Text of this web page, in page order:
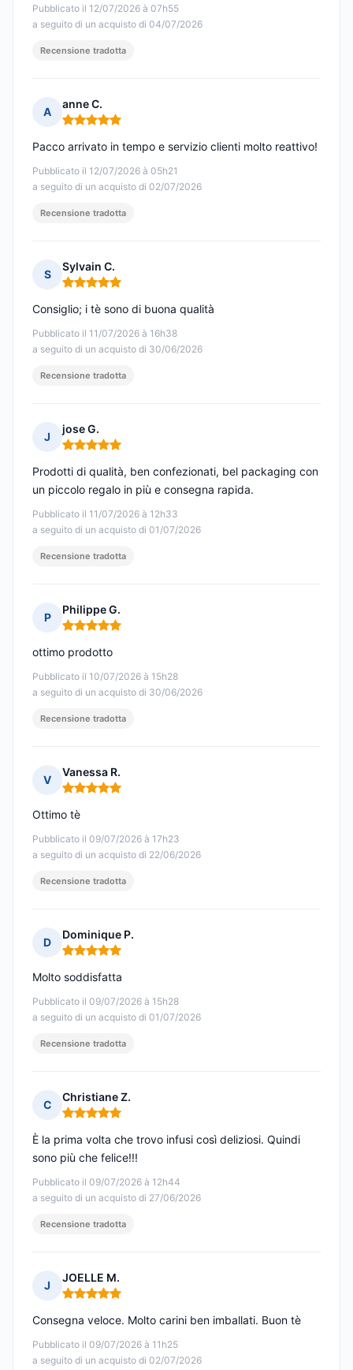
Pubblicato il 12/07/2026 à 07h55
a seguito di un acquisto di 04/07/2026
Recensione tradotta
A
anne C.
Nota: 5 su 5
Pubblicato il 12/07/2026 à 05h21
a seguito di un acquisto di 02/07/2026
Pacco arrivato in tempo e servizio clienti molto reattivo!
Recensione tradotta
S
Sylvain C.
Nota: 5 su 5
Pubblicato il 11/07/2026 à 16h38
a seguito di un acquisto di 30/06/2026
Consiglio; i tè sono di buona qualità
Recensione tradotta
J
jose G.
Nota: 5 su 5
Pubblicato il 11/07/2026 à 12h33
a seguito di un acquisto di 01/07/2026
Prodotti di qualità, ben confezionati, bel packaging con
un piccolo regalo in più e consegna rapida.
Recensione tradotta
P
Philippe G.
Nota: 5 su 5
Pubblicato il 10/07/2026 à 15h28
a seguito di un acquisto di 30/06/2026
ottimo prodotto
Recensione tradotta
V
Vanessa R.
Nota: 5 su 5
Pubblicato il 09/07/2026 à 17h23
a seguito di un acquisto di 22/06/2026
Ottimo tè
Recensione tradotta
D
Dominique P.
Nota: 5 su 5
Pubblicato il 09/07/2026 à 15h28
a seguito di un acquisto di 01/07/2026
Molto soddisfatta
Recensione tradotta
C
Christiane Z.
Nota: 5 su 5
Pubblicato il 09/07/2026 à 12h44
a seguito di un acquisto di 27/06/2026
È la prima volta che trovo infusi così deliziosi. Quindi
sono più che felice!!!
Recensione tradotta
J
JOELLE M.
Nota: 5 su 5
Pubblicato il 09/07/2026 à 11h25
a seguito di un acquisto di 02/07/2026
Consegna veloce. Molto carini ben imballati. Buon tè